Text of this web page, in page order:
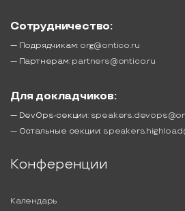
Сотрудничество:
— Подрядчикам: org@ontico.ru
— Партнерам: partners@ontico.ru
Для докладчиков:
— DevOps-секции:
— Остальные секции:
Конференции
Календарь